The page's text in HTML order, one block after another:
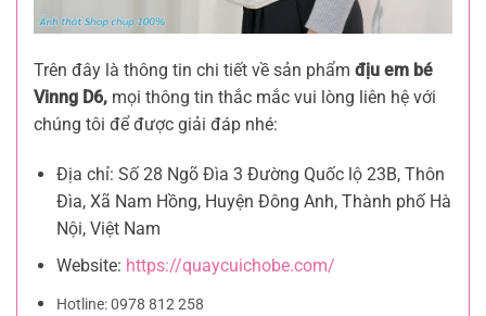
Trên đây là thông tin chi tiết về sản phẩm địu em bé
Vinng D6, mọi thông tin thắc mắc vui lòng liên hệ với
chúng tôi để được giải đáp nhé:
Địa chỉ: Số 28 Ngõ Đìa 3 Đường Quốc lộ 23B, Thôn
Đìa, Xã Nam Hồng, Huyện Đông Anh, Thành phố Hà
Nội, Việt Nam
Website: https://quaycuichobe.com/
Hotline: 0978 812 258